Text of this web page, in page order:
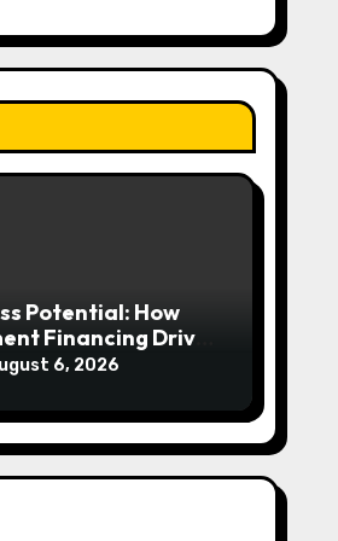
Potential: How
Financing Drives
Cash
6, 2026